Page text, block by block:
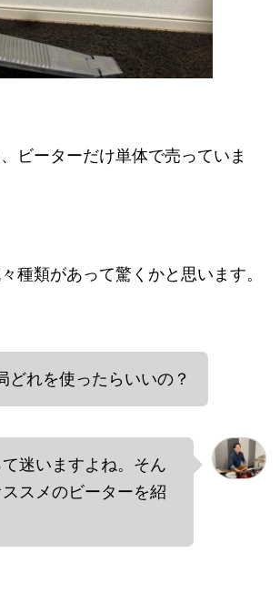
ビーターだけ単体で売っていま
種類があって驚くかと思います。
どれを使ったらいいの？
迷いますよね。そん
スメのビーターを紹